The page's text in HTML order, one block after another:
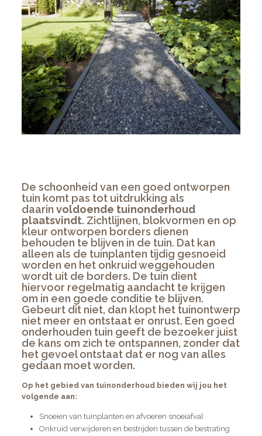
De schoonheid van een goed ontworpen
tuin komt pas tot uitdrukking als
daarin voldoende tuinonderhoud
plaatsvindt. Zichtlijnen, blokvormen en op
kleur ontworpen borders dienen
behouden te blijven in de tuin. Dat kan
alleen als de tuinplanten tijdig gesnoeid
worden en het onkruid weggehouden
wordt uit de borders. De tuin dient
hiervoor regelmatig aandacht te krijgen
om in een goede conditie te blijven.
Gebeurt dit niet, dan klopt het tuinontwerp
niet meer en ontstaat er onrust. Een goed
onderhouden tuin geeft de bezoeker juist
de kans om zich te ontspannen, zonder dat
het gevoel ontstaat dat er nog van alles
gedaan moet worden.
Op het gebied van tuinonderhoud bieden wij jou het
volgende aan:
Snoeien van tuinplanten en afvoeren snoeiafval
Onkruid verwijderen en bestrijden tussen de bestrating